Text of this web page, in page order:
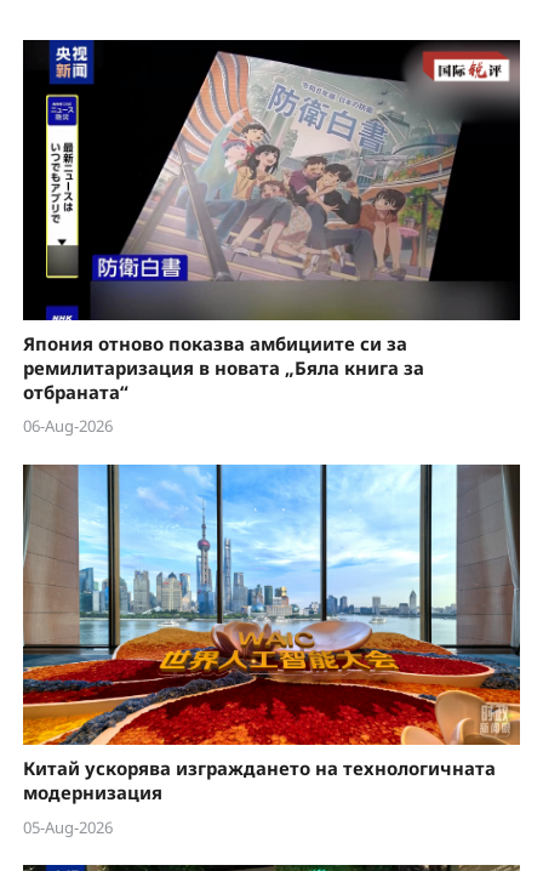
d
Япония отново показва амбициите си за
ремилитаризация в новата „Бяла книга за
отбраната“
06-Aug-2026
Китай ускорява изграждането на технологичната
модернизация
05-Aug-2026